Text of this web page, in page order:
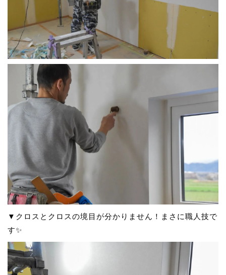
▼クロスとクロスの境目が分かりません！まさに職人技で
す✨